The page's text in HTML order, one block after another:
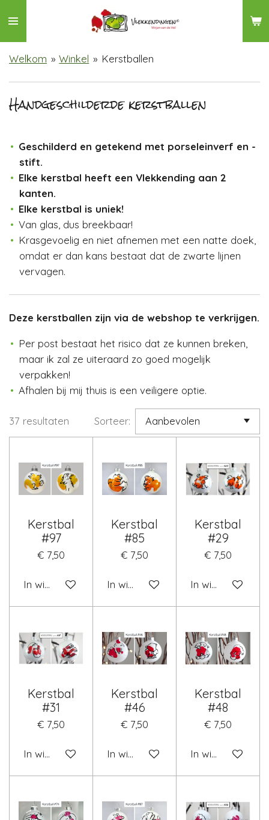
direct
naar
de
Welkom » Winkel » Kerstballen
Handgeschilderde kerstballen
Geschilderd en getekend met porseleinverf en -
stift.
Elke kerstbal heeft een Vlekkending aan 2
kanten.
Elke kerstbal is uniek!
Van glas, dus breekbaar!
Krasgevoelig en niet afnemen met een natte doek,
omdat er dan kans bestaat dat de zwarte lijnen
vervagen.
Deze kerstballen zijn via de webshop te verkrijgen.
Per post bestaat het risico dat ze kunnen breken,
maar ik zal ze uiteraard zo goed mogelijk
verpakken!
Afhalen bij mij thuis is een veiligere optie.
37 resultaten Sorteer:
Kerstbal
#97
€ 7,50
In winkelwagen
Kerstbal
#85
€ 7,50
In winkelwagen
Kerstbal
#29
€ 7,50
In winkelwagen
Kerstbal
#31
€ 7,50
In winkelwagen
Kerstbal
#46
€ 7,50
In winkelwagen
Kerstbal
#48
€ 7,50
In winkelwagen